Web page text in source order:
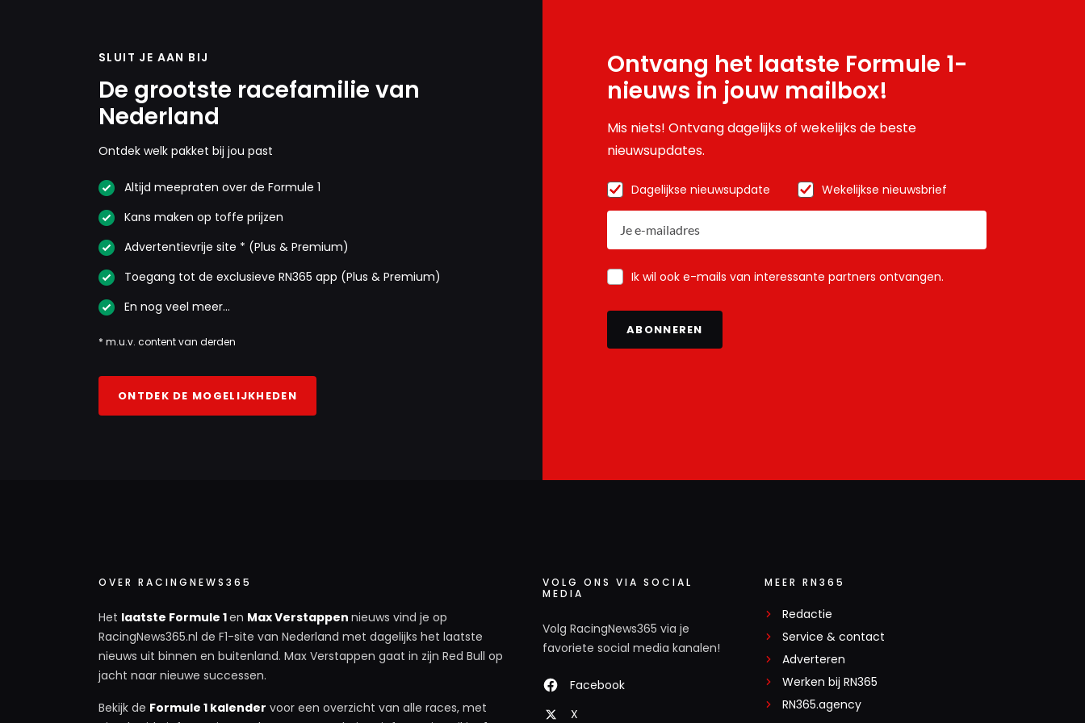
SLUIT JE AAN BIJ
De grootste racefamilie van
Nederland
Ontdek welk pakket bij jou past
Altijd meepraten over de Formule 1
Kans maken op toffe prijzen
Advertentievrije site * (Plus & Premium)
Toegang tot de exclusieve RN365 app (Plus & Premium)
En nog veel meer…
* m.u.v. content van derden
ONTDEK DE MOGELIJKHEDEN
Ontvang het laatste Formule 1-
nieuws in jouw mailbox!
Mis niets! Ontvang dagelijks of wekelijks de beste
nieuwsupdates.
Dagelijkse nieuwsupdate Wekelijkse nieuwsbrief
Ik wil ook e-mails van interessante partners ontvangen.
ABONNEREN
OVER RACINGNEWS365
Het laatste Formule 1en Max Verstappen nieuws vind je op
RacingNews365.nl de F1-site van Nederland met dagelijks het laatste
nieuws uit binnen en buitenland. Max Verstappen gaat in zijn Red Bull op
jacht naar nieuwe successen.
Bekijk de Formule 1 kalender voor een overzicht van alle races, met
VOLG ONS VIA SOCIAL
MEDIA
Volg RacingNews365 via je
favoriete social media kanalen!
Facebook
X
MEER RN365
Redactie
Service & contact
Adverteren
Werken bij RN365
RN365.agency